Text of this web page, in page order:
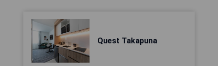
Quest Takapuna